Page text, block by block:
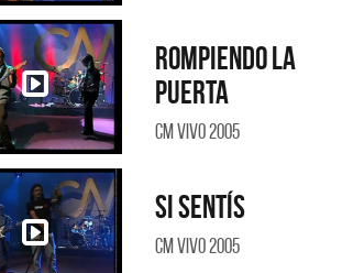
Rompiendo la
puerta
CM Vivo 2005
Si sentís
CM Vivo 2005